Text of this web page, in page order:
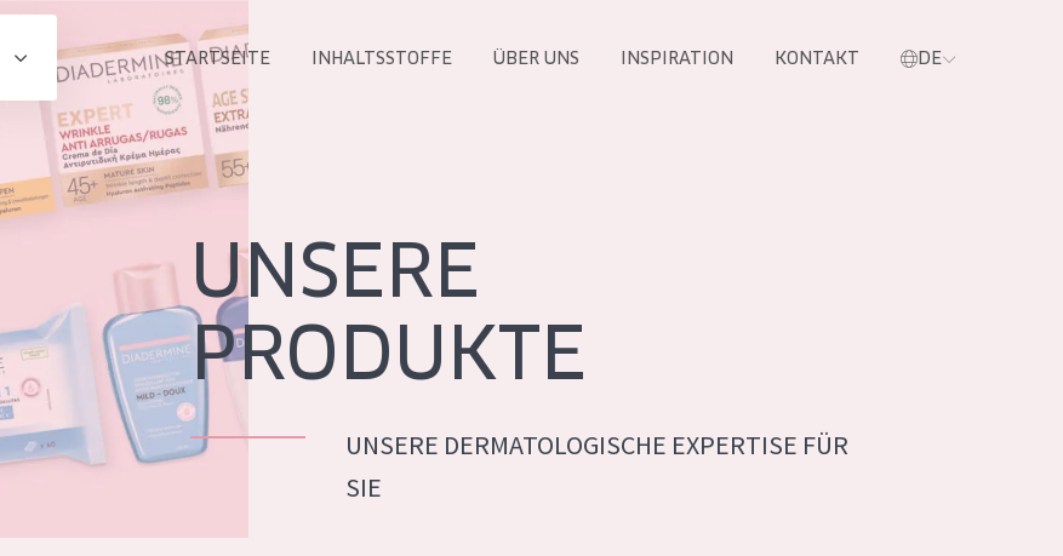
PRODUKTLINIE
Lift+
Expert
ALTER
STARTSEITE INHALTSSTOFFE ÜBER UNS INSPIRATION KONTAKT DE
UNSERE
PRODUKTE
UNSERE DERMATOLOGISCHE EXPERTISE FÜR
SIE